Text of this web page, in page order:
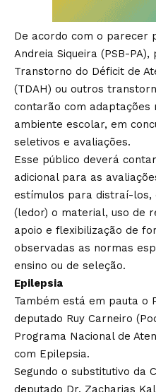
De acordo com o parecer
Andreia Siqueira (PSB-
Transtorno do Déficit de
(TDAH) ou outros
contarão com adaptações
ambiente escolar, em
seletivos e avaliações.
Esse público deverá
adicional para as
estímulos para distraí-
(ledor) o material, uso de
apoio e flexibilização de
observadas as normas
ensino ou de seleção.
Epilepsia
Também está em pauta o
deputado Ruy Carneiro
Programa Nacional de
com Epilepsia.
Segundo o substitutivo da
deputado Dr. Zacharias